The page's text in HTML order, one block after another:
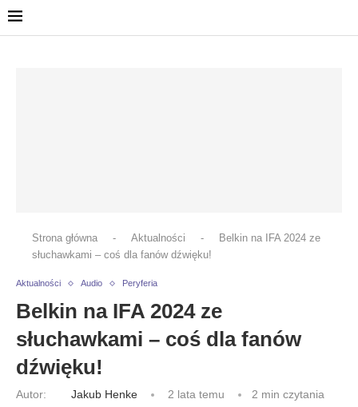
Strona główna - Aktualności -
Belkin na IFA 2024 ze
słuchawkami – coś dla fanów dźwięku!
Aktualności Audio Peryferia
Belkin na IFA 2024 ze
słuchawkami – coś dla fanów
dźwięku!
Autor: Jakub Henke 2 lata temu 2 min czytania